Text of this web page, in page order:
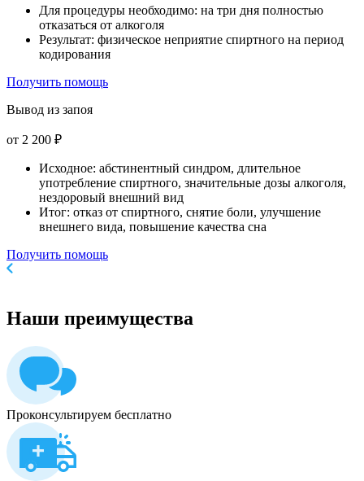
Для процедуры необходимо: на три дня полностью
отказаться от алкоголя
Результат: физическое неприятие спиртного на период
кодирования
Получить помощь
Вывод из запоя
от 2 200 ₽
Исходное: абстинентный синдром, длительное
употребление спиртного, значительные дозы алкоголя,
нездоровый внешний вид
Итог: отказ от спиртного, снятие боли, улучшение
внешнего вида, повышение качества сна
Получить помощь
Наши преимущества
Проконсультируем бесплатно